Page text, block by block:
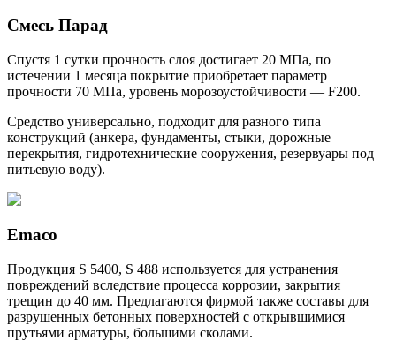
Смесь Парад
Спустя 1 сутки прочность слоя достигает 20 МПа, по
истечении 1 месяца покрытие приобретает параметр
прочности 70 МПа, уровень морозоустойчивости — F200.
Средство универсально, подходит для разного типа
конструкций (анкера, фундаменты, стыки, дорожные
перекрытия, гидротехнические сооружения, резервуары под
питьевую воду).
Emaco
Продукция S 5400, S 488 используется для устранения
повреждений вследствие процесса коррозии, закрытия
трещин до 40 мм. Предлагаются фирмой также составы для
разрушенных бетонных поверхностей с открывшимися
прутьями арматуры, большими сколами.